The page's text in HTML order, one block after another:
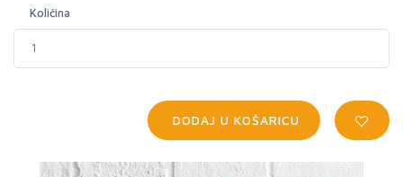
Količina
DODAJ U KOŠARICU